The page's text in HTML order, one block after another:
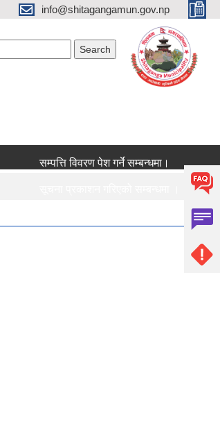
info@shitagangamun.gov.np
सम्पत्ति विवरण पेश गर्ने सम्बन्धमा।
सामाजिक सुरक्षा भत्ता नविकरण सम्बन्धी सूचना